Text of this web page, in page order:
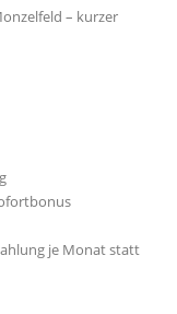
– kurzer
je Monat statt